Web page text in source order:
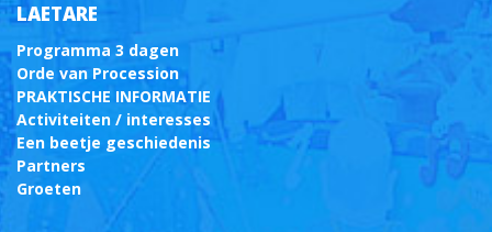
LAETARE
Programma 3 dagen
Orde van Procession
PRAKTISCHE INFORMATIE
Activiteiten / interesses
Een beetje geschiedenis
Partners
Groeten